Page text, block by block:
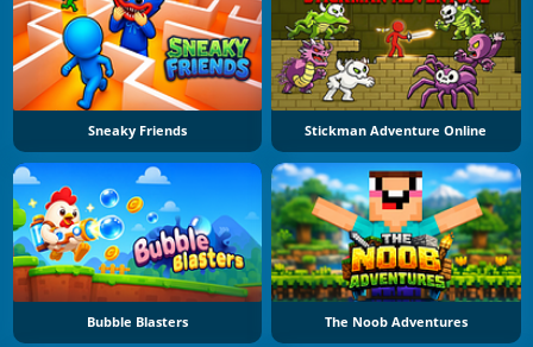
Sneaky Friends Stickman Adventure Online
Bubble Blasters The Noob Adventures